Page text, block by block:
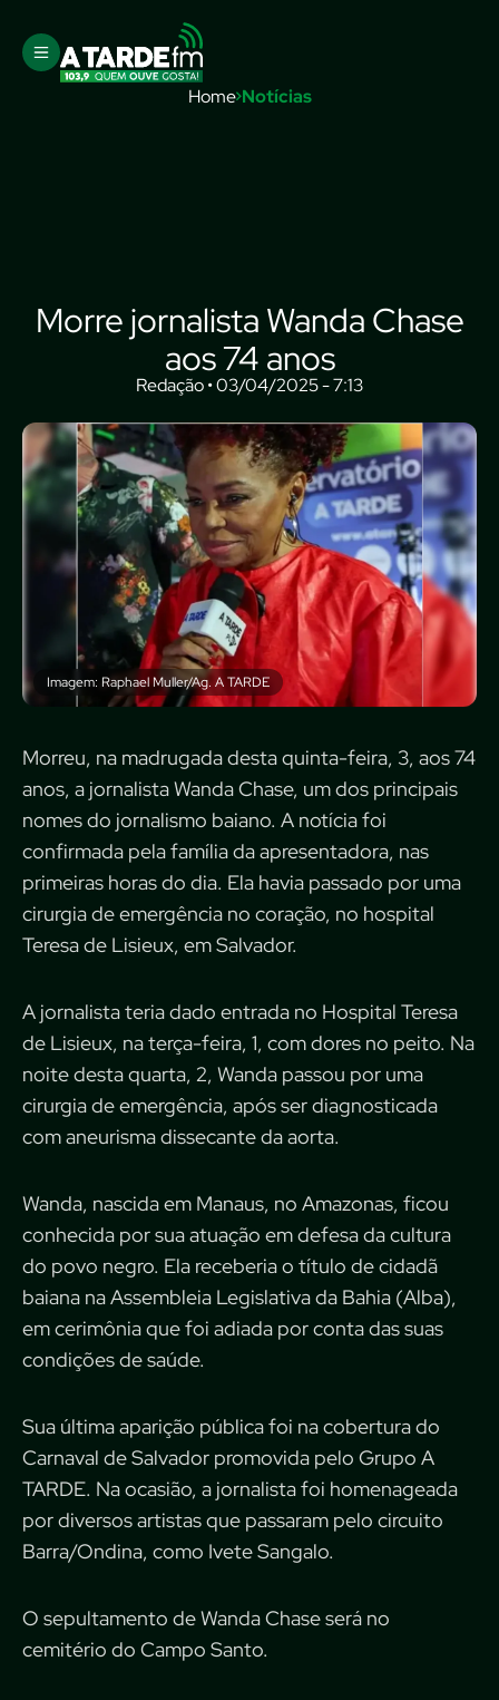
Home Notícias
Morre jornalista Wanda Chase
aos 74 anos
Redação • 03/04/2025 - 7:13
Imagem: Raphael Muller/Ag. A TARDE
Morreu, na madrugada desta quinta-feira, 3, aos 74
anos, a jornalista Wanda Chase, um dos principais
nomes do jornalismo baiano. A notícia foi
confirmada pela família da apresentadora, nas
primeiras horas do dia. Ela havia passado por uma
cirurgia de emergência no coração, no hospital
Teresa de Lisieux, em Salvador.
A jornalista teria dado entrada no Hospital Teresa
de Lisieux, na terça-feira, 1, com dores no peito. Na
noite desta quarta, 2, Wanda passou por uma
cirurgia de emergência, após ser diagnosticada
com aneurisma dissecante da aorta.
Wanda, nascida em Manaus, no Amazonas, ficou
conhecida por sua atuação em defesa da cultura
do povo negro. Ela receberia o título de cidadã
baiana na Assembleia Legislativa da Bahia (Alba),
em cerimônia que foi adiada por conta das suas
condições de saúde.
Sua última aparição pública foi na cobertura do
Carnaval de Salvador promovida pelo Grupo A
TARDE. Na ocasião, a jornalista foi homenageada
por diversos artistas que passaram pelo circuito
Barra/Ondina, como Ivete Sangalo.
O sepultamento de Wanda Chase será no
cemitério do Campo Santo.